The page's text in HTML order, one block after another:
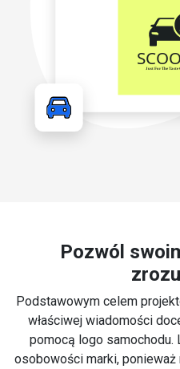
Pozwól
Podstawowym celem
właściwej wiadomości
pomocą logo samochodu.
osobowości marki,